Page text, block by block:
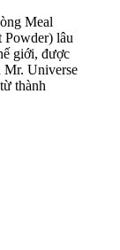
Meal
Powder) lâu
giới, được
Universe
thành